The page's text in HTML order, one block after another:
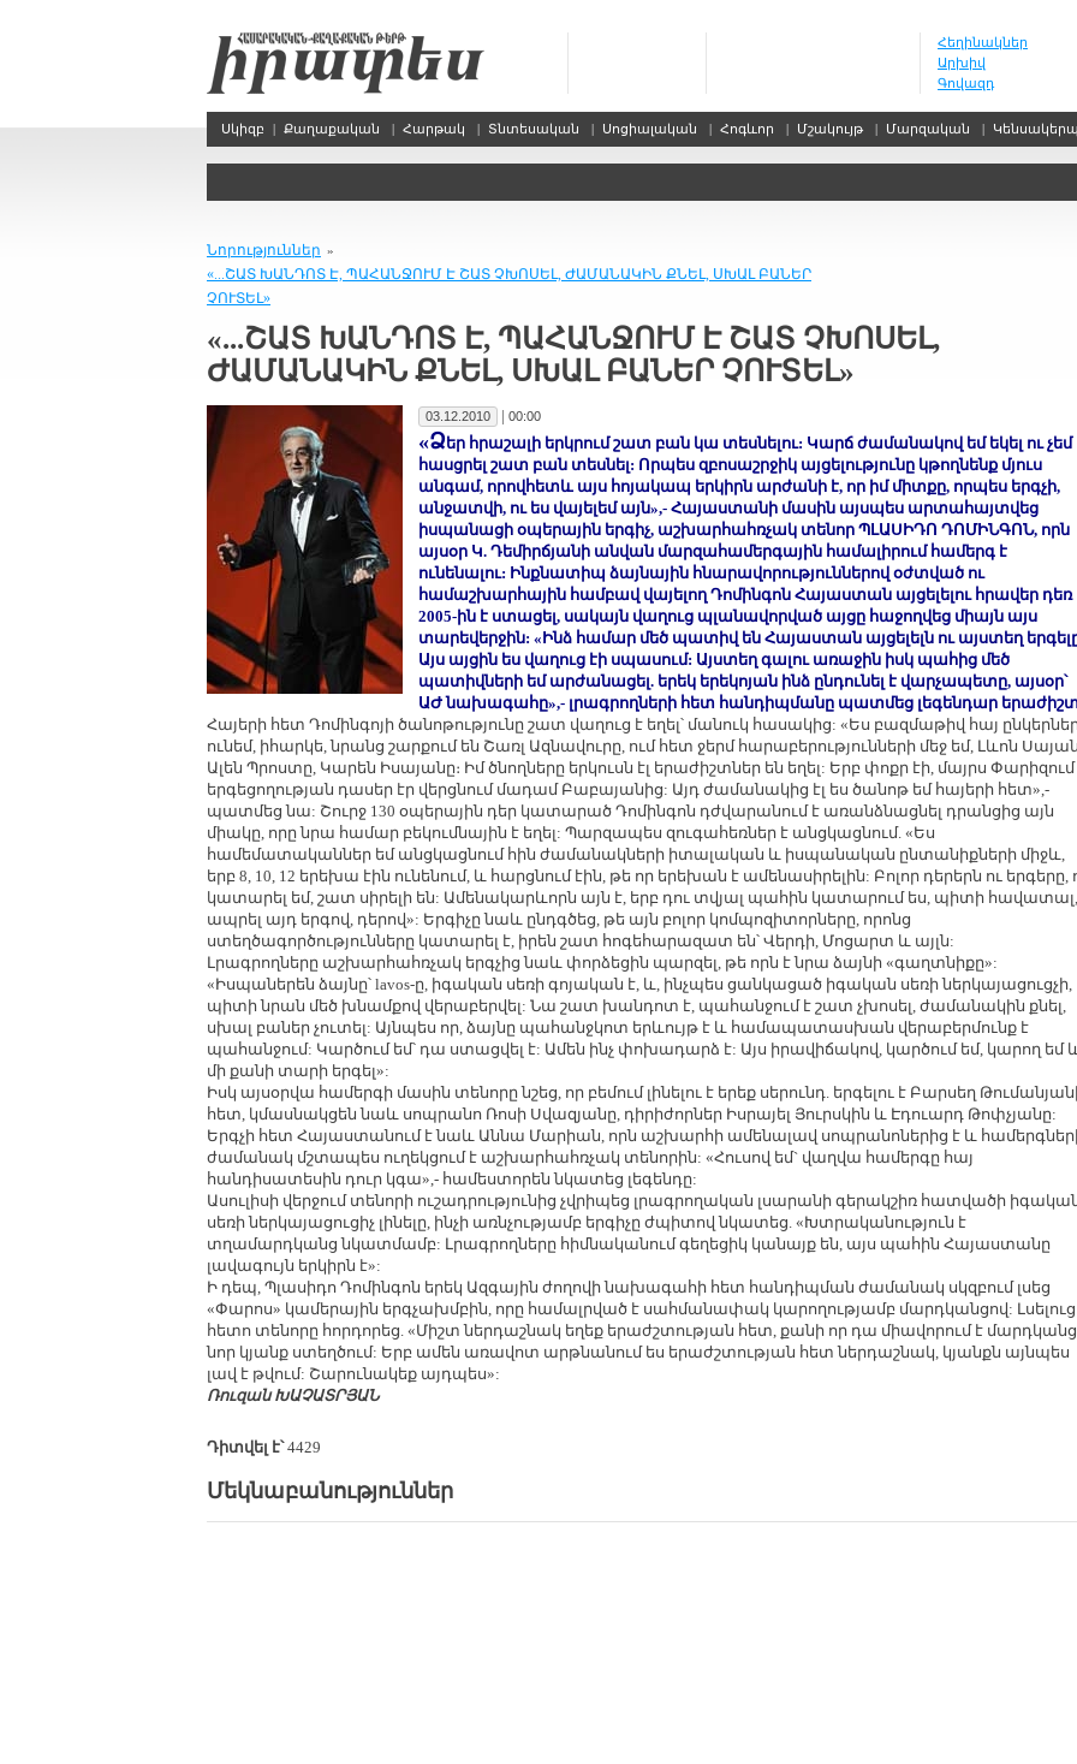
Հեղինակներ
Արխիվ
Գովազդ
Սկիզբ | Քաղաքական | Հարթակ | Տնտեսական | Սոցիալական | Հոգևոր | Մշակույթ | Մարզական | Կենսակերպ
Նորություններ »
«...ՇԱՏ ԽԱՆԴՈՏ Է, ՊԱՀԱՆՋՈՒՄ Է ՇԱՏ ՉԽՈՍԵԼ, ԺԱՄԱՆԱԿԻՆ ՔՆԵԼ, ՍԽԱԼ ԲԱՆԵՐ
ՉՈՒՏԵԼ»
«...ՇԱՏ ԽԱՆԴՈՏ Է, ՊԱՀԱՆՋՈՒՄ Է ՇԱՏ ՉԽՈՍԵԼ,
ԺԱՄԱՆԱԿԻՆ ՔՆԵԼ, ՍԽԱԼ ԲԱՆԵՐ ՉՈՒՏԵԼ»
03.12.2010 | 00:00
«Ձեր հրաշալի երկրում շատ բան կա տեսնելու: Կարճ ժամանակով եմ եկել ու չեմ
հասցրել շատ բան տեսնել: Որպես զբոսաշրջիկ այցելությունը կթողնենք մյուս
անգամ, որովհետև այս հոյակապ երկիրն արժանի է, որ իմ միտքը, որպես երգչի,
անջատվի, ու ես վայելեմ այն»,- Հայաստանի մասին այսպես արտահայտվեց
իսպանացի օպերային երգիչ, աշխարհահռչակ տենոր ՊԼԱՍԻԴՈ ԴՈՄԻՆԳՈՆ, որն
այսօր Կ. Դեմիրճյանի անվան մարզահամերգային համալիրում համերգ է
ունենալու: Ինքնատիպ ձայնային հնարավորություններով օժտված ու
համաշխարհային համբավ վայելող Դոմինգոն Հայաստան այցելելու հրավեր դեռ
2005-ին է ստացել, սակայն վաղուց պլանավորված այցը հաջողվեց միայն այս
տարեվերջին: «Ինձ համար մեծ պատիվ են Հայաստան այցելելն ու այստեղ
Այս այցին ես վաղուց էի սպասում: Այստեղ գալու առաջին իսկ պահից մեծ
պատիվների եմ արժանացել. երեկ երեկոյան ինձ ընդունել է վարչապետը, այսօր՝
ԱԺ նախագահը»,- լրագրողների հետ հանդիպմանը պատմեց լեգենդար
Հայերի հետ Դոմինգոյի ծանոթությունը շատ վաղուց է եղել՝ մանուկ հասակից: «Ես բազմաթիվ հայ
ունեմ, իհարկե, նրանց շարքում են Շառլ Ազնավուրը, ում հետ ջերմ հարաբերությունների մեջ եմ, Լևոն
Ալեն Պրոստը, Կարեն Իսայանը։ Իմ ծնողները երկուսն էլ երաժիշտներ են եղել: Երբ փոքր էի, մայրս Փարիզում
երգեցողության դասեր էր վերցնում մադամ Բաբայանից: Այդ ժամանակից էլ ես ծանոթ եմ հայերի հետ»,-
պատմեց նա: Շուրջ 130 օպերային դեր կատարած Դոմինգոն դժվարանում է առանձնացնել դրանցից այն
միակը, որը նրա համար բեկումնային է եղել: Պարզապես զուգահեռներ է անցկացնում. «Ես
համեմատականներ եմ անցկացնում հին ժամանակների իտալական և իսպանական ընտանիքների միջև,
երբ 8, 10, 12 երեխա էին ունենում, և հարցնում էին, թե որ երեխան է ամենասիրելին: Բոլոր դերերն ու երգերը,
կատարել եմ, շատ սիրելի են: Ամենակարևորն այն է, երբ դու տվյալ պահին կատարում ես, պիտի հավատալ,
ապրել այդ երգով, դերով»: Երգիչը նաև ընդգծեց, թե այն բոլոր կոմպոզիտորները, որոնց
ստեղծագործությունները կատարել է, իրեն շատ հոգեհարազատ են՝ Վերդի, Մոցարտ և այլն:
Լրագրողները աշխարհահռչակ երգչից նաև փորձեցին պարզել, թե որն է նրա ձայնի «գաղտնիքը»:
«Իսպաներեն ձայնը՝ lavos-ը, իգական սեռի գոյական է, և, ինչպես ցանկացած իգական սեռի ներկայացուցչի,
պիտի նրան մեծ խնամքով վերաբերվել: Նա շատ խանդոտ է, պահանջում է շատ չխոսել, ժամանակին քնել,
սխալ բաներ չուտել: Այնպես որ, ձայնը պահանջկոտ երևույթ է և համապատասխան վերաբերմունք է
պահանջում: Կարծում եմ՝ դա ստացվել է: Ամեն ինչ փոխադարձ է: Այս իրավիճակով, կարծում եմ, կարող եմ
մի քանի տարի երգել»:
Իսկ այսօրվա համերգի մասին տենորը նշեց, որ բեմում լինելու է երեք սերունդ. երգելու է Բարսեղ
հետ, կմասնակցեն նաև սոպրանո Ռոսի Սվազյանը, դիրիժորներ Իսրայել Յուրսկին և Էդուարդ Թոփչյանը:
Երգչի հետ Հայաստանում է նաև Աննա Մարիան, որն աշխարհի ամենալավ սոպրանոներից է և
ժամանակ մշտապես ուղեկցում է աշխարհահռչակ տենորին: «Հուսով եմ` վաղվա համերգը հայ
հանդիսատեսին դուր կգա»,- համեստորեն նկատեց լեգենդը:
Ասուլիսի վերջում տենորի ուշադրությունից չվրիպեց լրագրողական լսարանի գերակշիռ հատվածի
սեռի ներկայացուցիչ լինելը, ինչի առնչությամբ երգիչը ժպիտով նկատեց. «Խտրականություն է
տղամարդկանց նկատմամբ: Լրագրողները հիմնականում գեղեցիկ կանայք են, այս պահին Հայաստանը
լավագույն երկիրն է»:
Ի դեպ, Պլասիդո Դոմինգոն երեկ Ազգային ժողովի նախագահի հետ հանդիպման ժամանակ սկզբում լսեց
«Փարոս» կամերային երգչախմբին, որը համալրված է սահմանափակ կարողությամբ մարդկանցով: Լսելուց
հետո տենորը հորդորեց. «Միշտ ներդաշնակ եղեք երաժշտության հետ, քանի որ դա միավորում է
նոր կյանք ստեղծում: Երբ ամեն առավոտ արթնանում ես երաժշտության հետ ներդաշնակ, կյանքն այնպես
լավ է թվում: Շարունակեք այդպես»:
Ռուզան ԽԱՉԱՏՐՅԱՆ
Դիտվել է՝4429
Մեկնաբանություններ